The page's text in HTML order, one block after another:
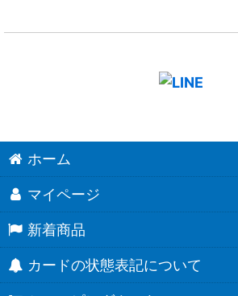
ホーム
マイページ
新着商品
カードの状態表記について